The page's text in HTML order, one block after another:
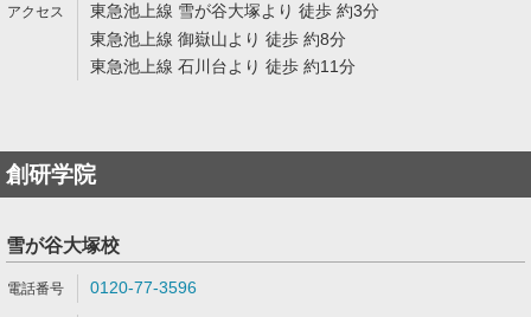
東急池上線 雪が谷大塚より 徒歩 約3分
東急池上線 御嶽山より 徒歩 約8分
東急池上線 石川台より 徒歩 約11分
創研学院
雪が谷大塚校
0120-77-3596